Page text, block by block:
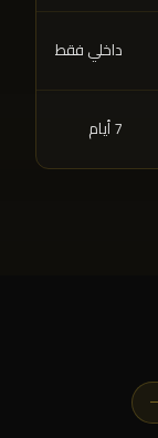
داخلي فقط
7 أيام